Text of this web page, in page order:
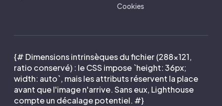
Cookies
{# Dimensions intrinsèques du fichier (288×121,
ratio conservé) : le CSS impose `height: 36px;
width: auto`, mais les attributs réservent la place
avant que l'image n'arrive. Sans eux, Lighthouse
compte un décalage potentiel. #}